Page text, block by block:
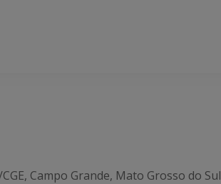
Campo Grande, Mato Grosso do Sul